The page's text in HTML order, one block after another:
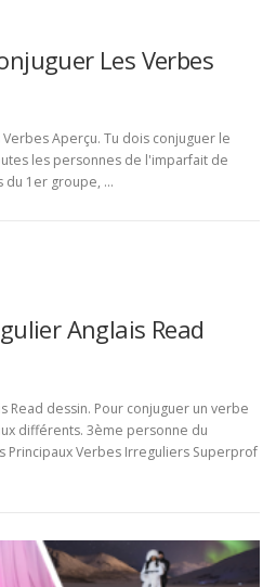
Les Verbes
Verbes Aperçu. Tu dois conjuguer le
les personnes de l'imparfait de
du 1er groupe, …
Anglais Read
Read dessin. Pour conjuguer un verbe
différents. 3ème personne du
Principaux Verbes Irreguliers Superprof